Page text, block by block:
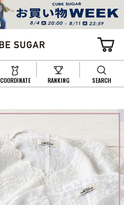
COORDINATE RANKING SEARCH